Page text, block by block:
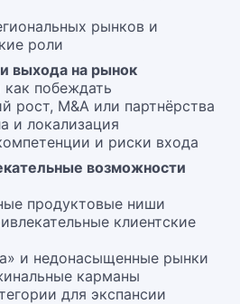
рынков и
роли
выхода на рынок
как побеждать
рост, M&A или партнёрства
и локализация
и риски входа
возможности
продуктовые ниши
клиентские
и недонасыщенные рынки
карманы
для экспансии